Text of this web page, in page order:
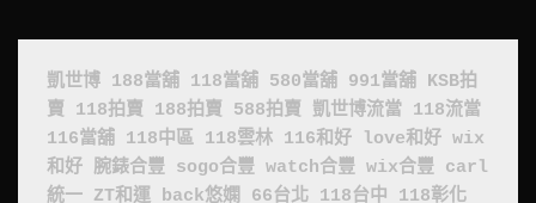
凱世博 188當舖 118當舖 580當舖 991當舖 KSB拍
賣
118拍賣 188拍賣 588拍賣 凱世博流當 118流當
116當舖 118中區 118雲林 116和好 love和好 wix
和好
腕錶合豐 sogo合豐 watch合豐 wix合豐 carl
統一 ZT和運 back悠嫻 66台北 118台中 118彰化